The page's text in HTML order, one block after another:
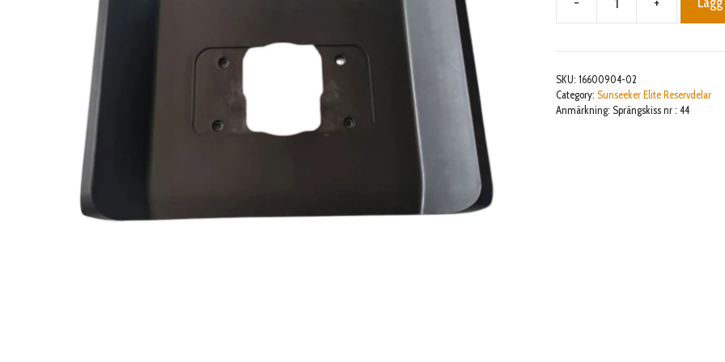
Shield
mängd
SKU: 16600904-02
Category: Sunseeker Elite Reservdelar
Anmärkning: Sprängskiss nr : 44